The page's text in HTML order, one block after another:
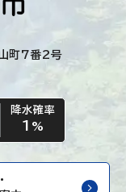
町7番2号
降水確率
1 %